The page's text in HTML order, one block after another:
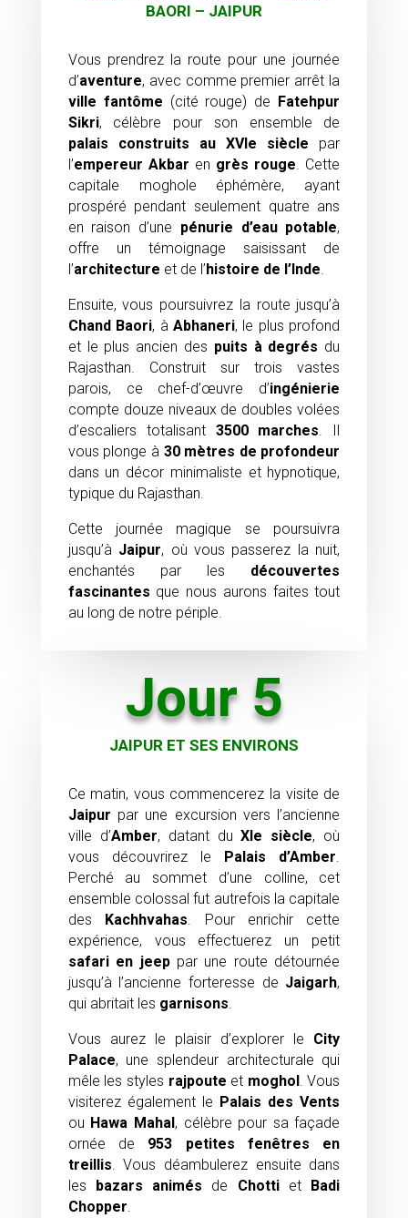
BAORI – JAIPUR
Vous prendrez la route pour une journée
d’aventure, avec comme premier arrêt la
ville fantôme (cité rouge) de Fatehpur
Sikri, célèbre pour son ensemble de
palais construits au XVIe siècle par
l’empereur Akbar en grès rouge . Cette
capitale moghole éphémère, ayant
prospéré pendant seulement quatre ans
en raison d’une pénurie d’eau potable,
offre un témoignage saisissant de
l’architecture et de l’histoire de l’Inde
Ensuite, vous poursuivrez la route jusqu’à
Chand Baori, à Abhaneri, le plus profond
et le plus ancien des puits à degrés du
Rajasthan. Construit sur trois vastes
parois, ce chef-d’œuvre d’ingénierie
compte douze niveaux de doubles volées
d’escaliers totalisant 3500 marches . Il
vous plonge à 30 mètres de profondeur
dans un décor minimaliste et hypnotique,
typique du Rajasthan.
Cette journée magique se poursuivra
jusqu’à Jaipur, où vous passerez la nuit,
enchantés par les découvertes
fascinantes que nous aurons faites tout
au long de notre périple.
Jour 5
JAIPUR ET SES ENVIRONS
Ce matin, vous commencerez la visite de
Jaipur par une excursion vers l’ancienne
ville d’Amber, datant duXIe siècle, où
vous découvrirez le Palais d’Amber
Perché au sommet d’une colline, cet
ensemble colossal fut autrefois la capitale
des Kachhvahas . Pour enrichir cette
expérience, vous effectuerez un petit
safari en jeeppar une route détournée
jusqu’à l’ancienne forteresse de Jaigarh,
qui abritait les garnisons
Vous aurez le plaisir d’explorer le City
Palace, une splendeur architecturale qui
mêle les styles rajpoute et moghol. Vous
visiterez également le Palais des Vents
ou Hawa Mahal, célèbre pour sa façade
ornée de 953 petites fenêtres en
treillis . Vous déambulerez ensuite dans
les bazars animés de Chottiet Badi
Chopper